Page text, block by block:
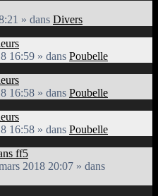
» dans Divers
16:59 » dans Poubelle
16:58 » dans Poubelle
16:58 » dans Poubelle
ff5
2018 20:07 » dans